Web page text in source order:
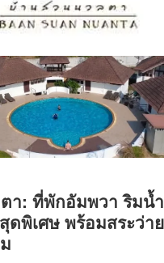
า: ที่พักอัมพวา ริมน้
ดพิเศษ พร้อมสระว่า